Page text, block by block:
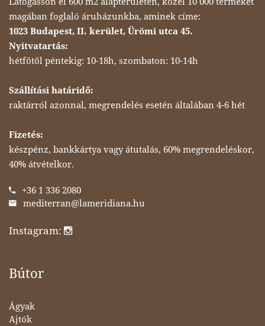
magában foglaló áruházunkba, aminek címe:
1023 Budapest, II. kerület, Ürömi utca 45.
Nyitvatartás:
hétfőtől péntekig: 10-18h, szombaton: 10-14h
Szállítási határidő:
raktárról azonnal, megrendelés esetén általában 4-6 hét
Fizetés:
készpénz, bankkártya vagy átutalás, 60% megrendeléskor,
40% átvételkor.
+36 1 336 2080
mediterran@lameridiana.hu
Instagram:
Bútor
Ágyak
Ajtók